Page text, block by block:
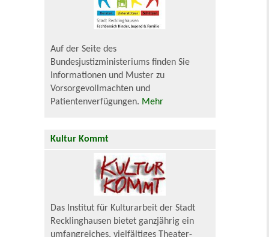
Auf der Seite des
Bundesjustizministeriums finden Sie
Informationen und Muster zu
Vorsorgevollmachten und
Patientenverfügungen. Mehr
Kultur Kommt
Das Institut für Kulturarbeit der Stadt
Recklinghausen bietet ganzjährig ein
umfangreiches, vielfältiges Theater-